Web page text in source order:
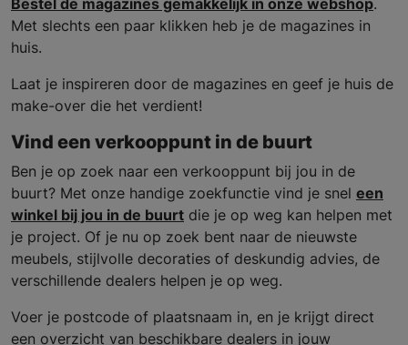
Met slechts een paar klikken heb je de magazines in
huis.
Laat je inspireren door de magazines en geef je huis de
make-over die het verdient!
Vind een verkooppunt in de buurt
Ben je op zoek naar een verkooppunt bij jou in de
buurt? Met onze handige zoekfunctie vind je snel een
winkel bij jou in de buurt die je op weg kan helpen met
je project. Of je nu op zoek bent naar de nieuwste
meubels, stijlvolle decoraties of deskundig advies, de
verschillende dealers helpen je op weg.
Voer je postcode of plaatsnaam in, en je krijgt direct
een overzicht van beschikbare dealers in jouw